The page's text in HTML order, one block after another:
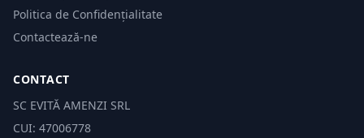
Politica de Confidențialitate
Contactează-ne
CONTACT
SC EVITĂ AMENZI SRL
CUI: 47006778